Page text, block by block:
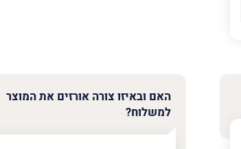
האם ובאיזו צורה אורזים את המוצר
למשלוח?